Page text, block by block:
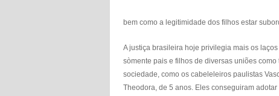
bem como a legitimidade dos filhos estar
A justiça brasileira hoje privilegia mais os
sòmente pais e filhos de diversas uniões
sociedade, como os cabeleleiros paulistas
Theodora, de 5 anos. Eles conseguiram